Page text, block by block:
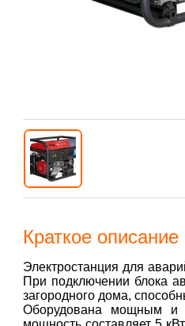
Краткое
Электростанция для
При подключении блока
загородного дома,
Оборудована мощным и